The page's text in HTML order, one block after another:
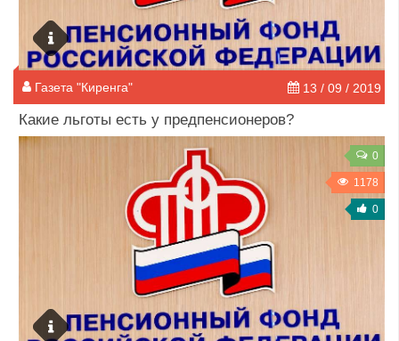
Газета "Киренга" 13 / 09 / 2019
Какие льготы есть у предпенсионеров?
0
1178
0